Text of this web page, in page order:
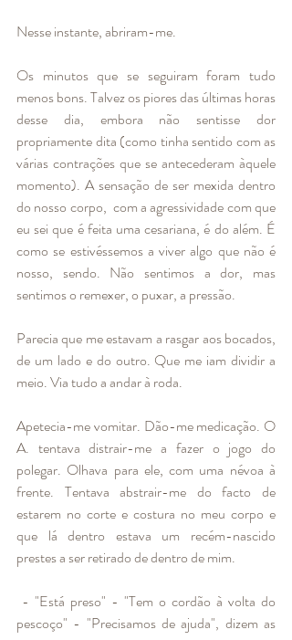
Nesse instante, abriram-me.
Os minutos que se seguiram foram tudo
menos bons. Talvez os piores das últimas horas
desse dia, embora não sentisse dor
propriamente dita (como tinha sentido com as
várias contrações que se antecederam àquele
momento). A sensação de ser mexida dentro
do nosso corpo,  com a agressividade com que
eu sei que é feita uma cesariana, é do além. É
como se estivéssemos a viver algo que não é
nosso, sendo. Não sentimos a dor, mas
sentimos o remexer, o puxar, a pressão.
Parecia que me estavam a rasgar aos bocados,
de um lado e do outro. Que me iam dividir a
meio. Via tudo a andar à roda.
Apetecia-me vomitar. Dão-me medicação. O
A. tentava distrair-me a fazer o jogo do
polegar. Olhava para ele, com uma névoa à
frente. Tentava abstrair-me do facto de
estarem no corte e costura no meu corpo e
que lá dentro estava um recém-nascido
prestes a ser retirado de dentro de mim.
pescoço" - "Precisamos de ajuda", dizem as